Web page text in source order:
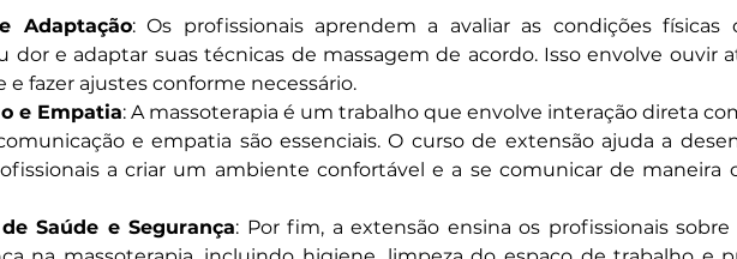
Adaptação: Os profissionais aprendem a avaliar as condições físicas
dor e adaptar suas técnicas de massagem de acordo. Isso envolve ouvir
e fazer ajustes conforme necessário.
e Empatia: A massoterapia é um trabalho que envolve interação direta
e empatia são essenciais. O curso de extensão ajuda a
a criar um ambiente confortável e a se comunicar de maneira
Saúde e Segurança: Por fim, a extensão ensina os profissionais sobre